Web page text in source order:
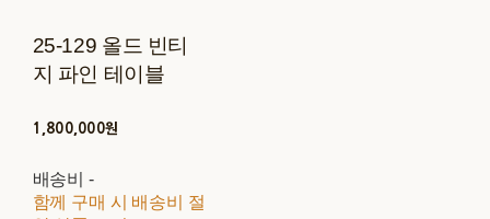
25-129 올드 빈티
지 파인 테이블
1,800,000원
배송비 -
함께 구매 시 배송비 절